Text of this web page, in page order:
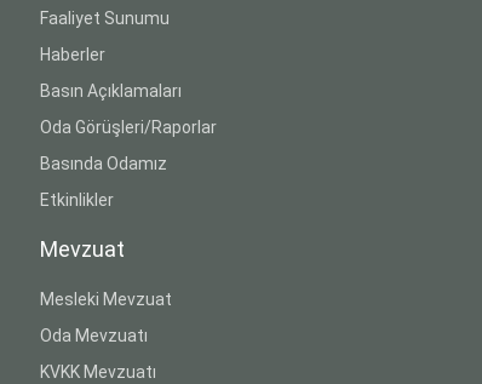
Faaliyet Sunumu
Haberler
Basın Açıklamaları
Oda Görüşleri/Raporlar
Basında Odamız
Etkinlikler
Mevzuat
Mesleki Mevzuat
Oda Mevzuatı
KVKK Mevzuatı